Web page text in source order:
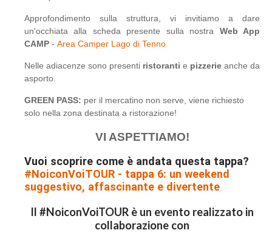
Approfondimento sulla struttura, vi invitiamo a dare
un'occhiata alla scheda presente sulla nostra Web App
CAMP - Area Camper Lago di Tenno
Nelle adiacenze sono presenti ristoranti e pizzerie anche da
asporto.
GREEN PASS: per il mercatino non serve, viene richiesto
solo nella zona destinata a ristorazione!
VI ASPETTIAMO!
Vuoi scoprire come è andata questa tappa?
#NoiconVoiTOUR - tappa 6: un weekend
suggestivo, affascinante e divertente
Il #NoiconVoiTOUR è un evento realizzato in
collaborazione con